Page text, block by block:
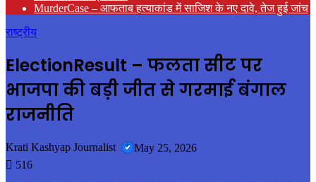
MurderCase – आफताब हत्याकांड में साजिश के नए दावे, तेज हुई जांच
राष्ट्रीय
ElectionResult – फलता सीट पर
भाजपा की बड़ी जीत से गरमाई बंगाल
राजनीति
Krati Kashyap Journalist
May 25, 2026
516